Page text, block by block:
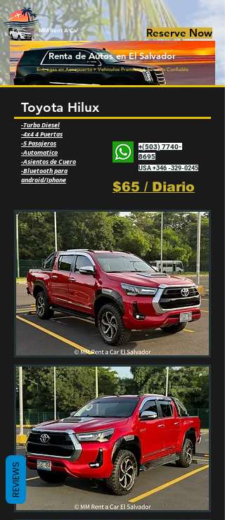
MM Rent A Car Reserve Now
Renta de Autos en El Salvador
Entregas en Aeropuerto • Vehículos Premium • Servicio Confiable
Toyota Hilux
-Turbo Diesel
-4x4 4 Puertas
-5 Pasajeros
-Automatico
-Asientos de Cuero
-Bluetooth para
android/Iphone
+(503) 7740-
8695
USA +346 -329-0245
$65 / Diario
REVIEWS